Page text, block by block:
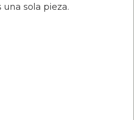
sola pieza.